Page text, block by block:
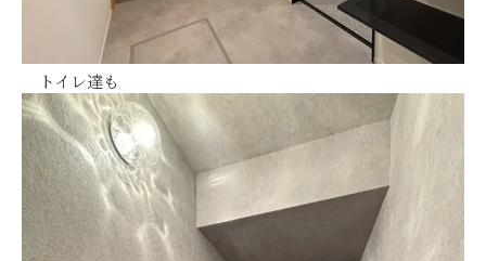
トイレ達も